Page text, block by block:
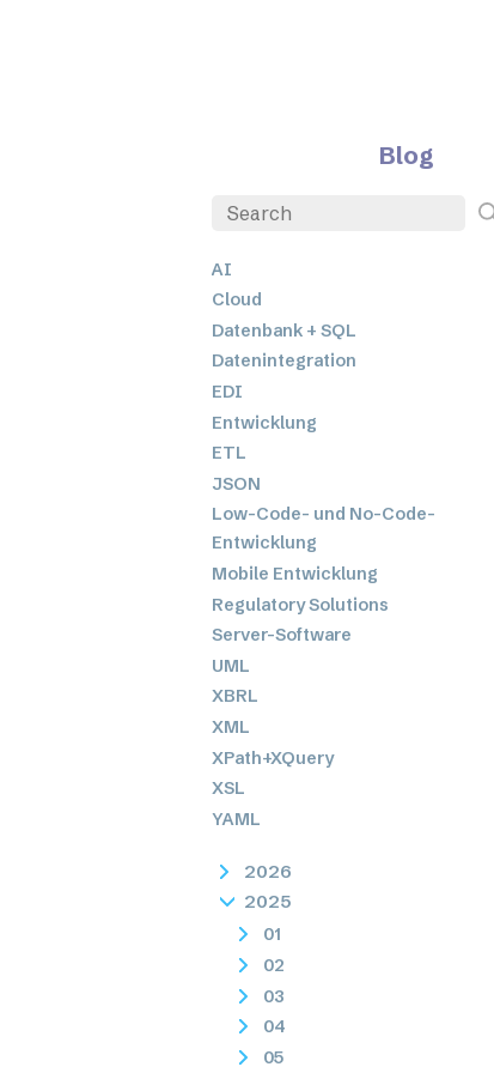
Blog
AI
Cloud
Datenbank + SQL
Datenintegration
EDI
Entwicklung
ETL
JSON
Low-Code- und No-Code-
Entwicklung
Mobile Entwicklung
Regulatory Solutions
Server-Software
UML
XBRL
XML
XPath+XQuery
XSL
YAML
2026
2025
01
02
03
04
05